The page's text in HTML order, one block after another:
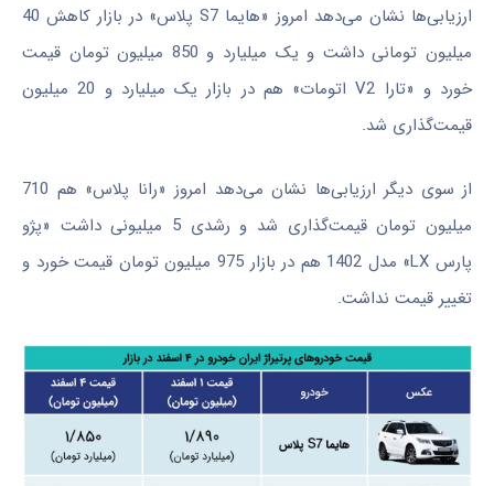
ارزیابی‌ها نشان می‌دهد امروز «هایما S7 پلاس» در بازار کاهش 40
میلیون تومانی داشت و یک میلیارد و 850 میلیون تومان قیمت
خورد و «تارا V2 اتومات» هم در بازار یک میلیارد و 20 میلیون
قیمت‌گذاری شد.
از سوی دیگر ارزیابی‌ها نشان می‌دهد امروز «رانا پلاس» هم 710
میلیون تومان قیمت‌گذاری شد و رشدی 5 میلیونی داشت «پژو
پارس LX» مدل 1402 هم در بازار 975 میلیون تومان قیمت خورد و
تغییر قیمت نداشت.